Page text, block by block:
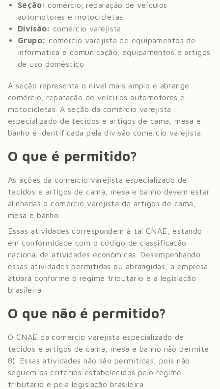
Seção: comércio; reparação de veículos
automotores e motocicletas
Divisão: comércio varejista
Grupo: comércio varejista de equipamentos de
informática e comunicação; equipamentos e artigos
de uso doméstico
A seção representa o nível mais amplo e abrange
comércio; reparação de veículos automotores e
motocicletas . A seção da comércio varejista
especializado de tecidos e artigos de cama, mesa e
banho é identificada pela divisão comércio varejista
O que é permitido?
As ações da comércio varejista especializado de
tecidos e artigos de cama, mesa e banho devem estar
alinhadas o comércio varejista de artigos de cama,
mesa e banho.
Essas atividades correspondem à tal CNAE, estando
em conformidade com o código de classificação
nacional de atividades econômicas. Desempenhando
essas atividades permitidas ou abrangidas, a empresa
atuará conforme o regime tributário e a legislação
brasileira.
O que não é permitido?
O CNAE da comércio varejista especializado de
tecidos e artigos de cama, mesa e banho não permite
8)
. Essas atividades não são permitidas, pois não
seguem os critérios estabelecidos pelo regime
tributário e pela legislação brasileira.